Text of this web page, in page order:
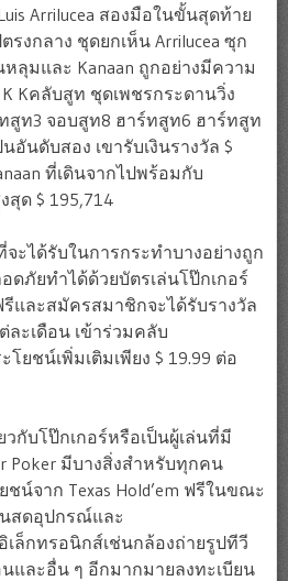
Arrilucea สองมือในขั้นสุดท้าย
งกลาง ชุดยกเห็น Arrilucea ซุก
ลุมและ Kanaan ถูกอย่างมีความ
Kคลับสูท ชุดเพชรกระดานวิ่ง
สูท3 จอบสูท8 ฮาร์ทสูท6 ฮาร์ทสูท
อันดับสอง เขารับเงินรางวัล $
ที่เดินจากไปพร้อมกับ
สุด $ 195,714
ะได้รับในการกระทำบางอย่างถูก
ภัยทำได้ด้วยบัตรเล่นโป๊กเกอร์
และสมัครสมาชิกจะได้รับรางวัล
ละเดือน เข้าร่วมคลับ
ยชน์เพิ่มเติมเพียง $ 19.99 ต่อ
วกับโป๊กเกอร์หรือเป็นผู้เล่นที่มี
Poker มีบางสิ่งสำหรับทุกคน
น์จาก Texas Hold’em ฟรีในขณะ
นสดอุปกรณ์และ
เล็กทรอนิกส์เช่นกล้องถ่ายรูปทีวี
และอื่น ๆ อีกมากมายลงทะเบียน